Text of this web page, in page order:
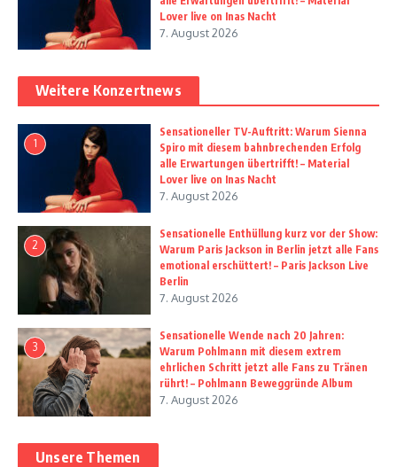
Lover live on Inas Nacht
7. August 2026
Weitere Konzertnews
1
Sensationeller TV-Auftritt: Warum Sienna
Spiro mit diesem bahnbrechenden Erfolg
alle Erwartungen übertrifft! – Material
Lover live on Inas Nacht
7. August 2026
2
Sensationelle Enthüllung kurz vor der Show:
Warum Paris Jackson in Berlin jetzt alle Fans
emotional erschüttert! – Paris Jackson Live
Berlin
7. August 2026
3
Sensationelle Wende nach 20 Jahren:
Warum Pohlmann mit diesem extrem
ehrlichen Schritt jetzt alle Fans zu Tränen
rührt! – Pohlmann Beweggründe Album
7. August 2026
Unsere Themen